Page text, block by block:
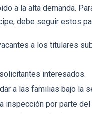
a la alta demanda.
debe seguir estos
a los titulares
interesados.
a las familias bajo la
inspección por parte del